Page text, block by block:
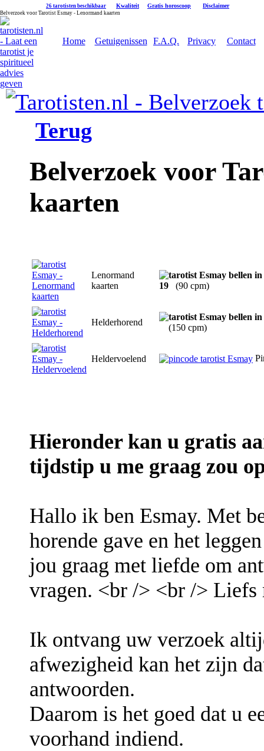
26 tarotisten beschikbaar Kwaliteit Gratis horoscoop Disclaimer
Belverzoek voor Tarotist Esmay - Lenormand kaarten
Home Getuigenissen F.A.Q. Privacy Contact
Terug
Belverzoek voor
kaarten
Lenormand
kaarten
19 (90 cpm)
Helderhorend
(150 cpm)
Heldervoelend
Hieronder kan u gratis
tijdstip u me graag zou
Hallo ik ben Esmay. Met
horende gave en het
jou graag met liefde om
vragen. <br /> <br /> Liefs
Ik ontvang uw verzoek
afwezigheid kan het zijn
antwoorden.
Daarom is het goed dat u
voorhand indiend.